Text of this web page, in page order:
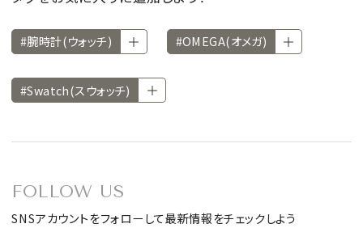
#腕時計(ウォッチ) #OMEGA(オメガ)
#Swatch(スウォッチ)
FOLLOW US
SNSアカウントをフォローして最新情報をチェックしよう